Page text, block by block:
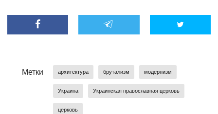
Метки архитектура брутализм модернизм
Украина Украинская православная церковь
церковь